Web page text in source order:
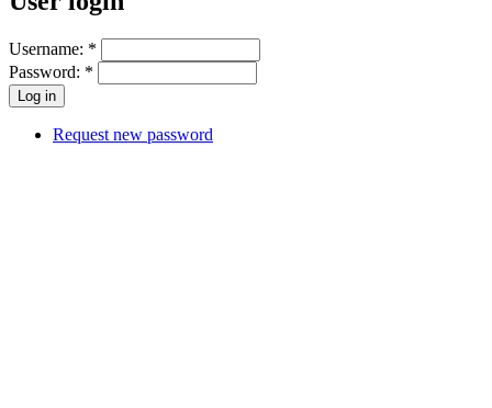
Username: *
Password: *
Request new password